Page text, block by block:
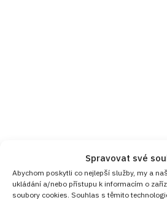
Spravovat své
Abychom poskytli co nejlepší služby, my a
ukládání a/nebo přístupu k informacím o
soubory cookies. Souhlas s těmito